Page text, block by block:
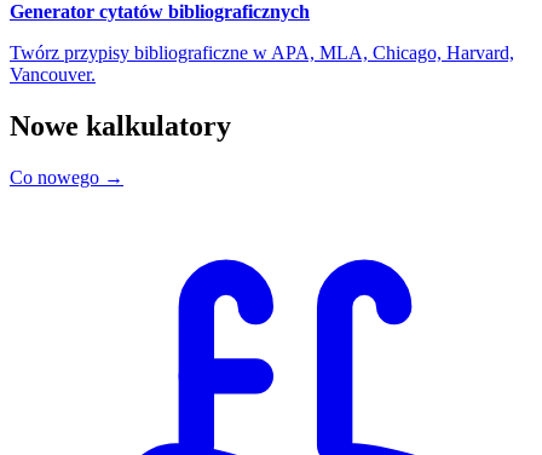
Generator cytatów bibliograficznych
Twórz przypisy bibliograficzne w APA, MLA, Chicago, Harvard,
Vancouver.
Nowe kalkulatory
Co nowego →